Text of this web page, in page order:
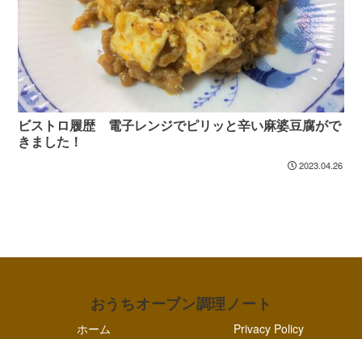
ビストロ履歴 電子レンジでピリッと辛い麻婆豆腐がで
きました！
2023.04.26
おうちオーブン調理ノート
ホーム Privacy Policy